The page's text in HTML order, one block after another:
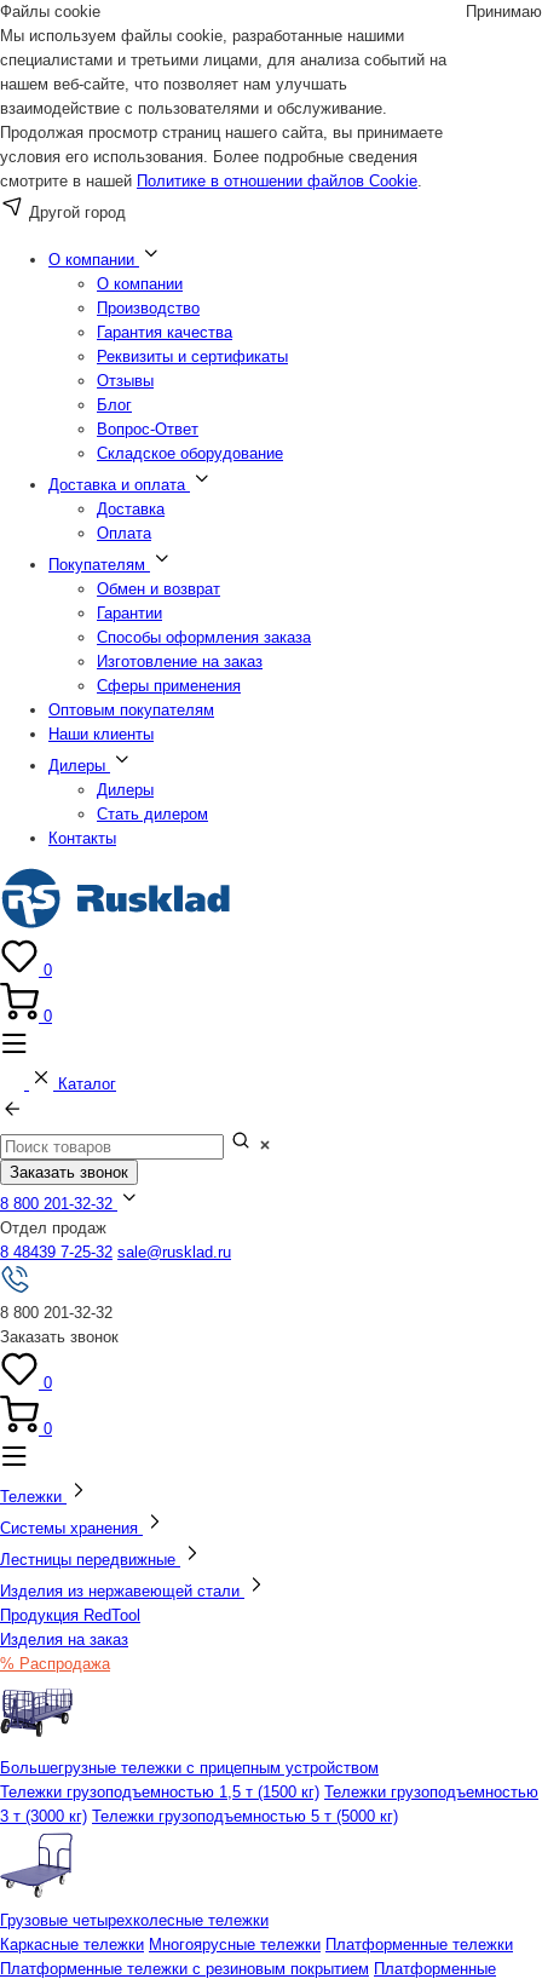
Файлы cookie
Мы используем файлы cookie, разработанные нашими
специалистами и третьими лицами, для анализа событий на
нашем веб-сайте, что позволяет нам улучшать
взаимодействие с пользователями и обслуживание.
Продолжая просмотр страниц нашего сайта, вы принимаете
условия его использования. Более подробные сведения
смотрите в нашей Политике в отношении файлов Cookie.
Принимаю
Другой город
О компании
О компании
Производство
Гарантия качества
Реквизиты и сертификаты
Отзывы
Блог
Вопрос-Ответ
Складское оборудование
Доставка и оплата
Доставка
Оплата
Покупателям
Обмен и возврат
Гарантии
Способы оформления заказа
Изготовление на заказ
Сферы применения
Оптовым покупателям
Наши клиенты
Дилеры
Дилеры
Стать дилером
Контакты
0
0
Каталог
Заказать звонок
8 800 201-32-32
Отдел продаж
8 48439 7-25-32 sale@rusklad.ru
8 800 201-32-32
Заказать звонок
0
0
Тележки
Системы хранения
Лестницы передвижные
Изделия из нержавеющей стали
Продукция RedTool
Изделия на заказ
% Распродажа
Большегрузные тележки с прицепным устройством
Тележки грузоподъемностью 1,5 т (1500 кг) Тележки грузоподъемностью
3 т (3000 кг) Тележки грузоподъемностью 5 т (5000 кг)
Грузовые четырехколесные тележки
Каркасные тележки Многоярусные тележки Платформенные тележки
Платформенные тележки с резиновым покрытием Платформенные